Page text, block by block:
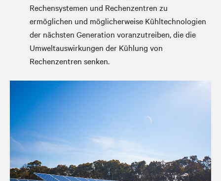
Rechensystemen und Rechenzentren zu
ermöglichen und möglicherweise Kühltechnologien
der nächsten Generation voranzutreiben, die die
Umweltauswirkungen der Kühlung von
Rechenzentren senken.